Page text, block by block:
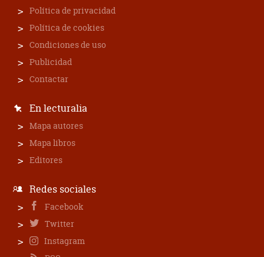
Política de privacidad
Política de cookies
Condiciones de uso
Publicidad
Contactar
En lecturalia
Mapa autores
Mapa libros
Editores
Redes sociales
Facebook
Twitter
Instagram